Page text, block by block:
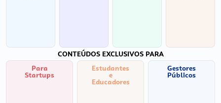
CONTEÚDOS EXCLUSIVOS PARA
Para
Startups
Estudantes
e
Educadores
Gestores
Públicos